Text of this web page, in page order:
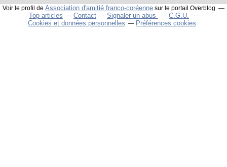
Voir le profil de Association d'amitié franco-coréenne sur le portail Overblog
Top articles Contact Signaler un abus
C.G.U.
Cookies et données personnelles
Préférences cookies